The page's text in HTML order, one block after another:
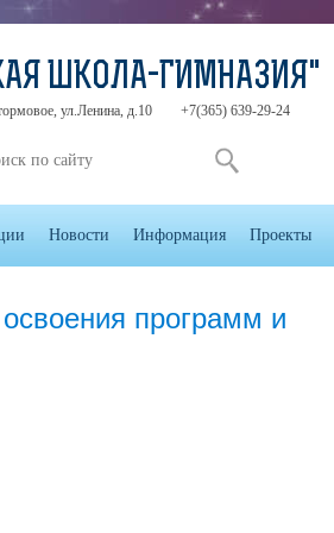
программ и
ШКОЛА-ГИМНАЗИЯ"
ул.Ленина, д.10 +7(365) 639-29-24
Новости Информация Проекты